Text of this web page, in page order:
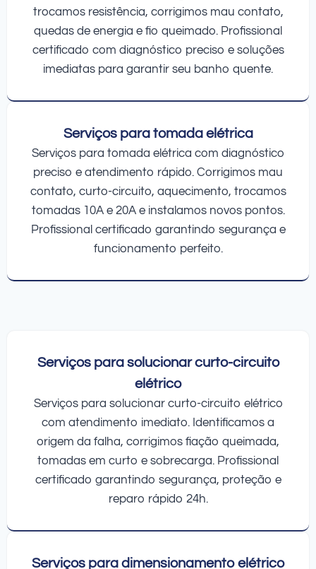
trocamos resistência, corrigimos mau contato,
quedas de energia e fio queimado. Profissional
certificado com diagnóstico preciso e soluções
imediatas para garantir seu banho quente.
Serviços para tomada elétrica
Serviços para tomada elétrica com diagnóstico
preciso e atendimento rápido. Corrigimos mau
contato, curto-circuito, aquecimento, trocamos
tomadas 10A e 20A e instalamos novos pontos.
Profissional certificado garantindo segurança e
funcionamento perfeito.
Serviços para solucionar curto-circuito
elétrico
Serviços para solucionar curto-circuito elétrico
com atendimento imediato. Identificamos a
origem da falha, corrigimos fiação queimada,
tomadas em curto e sobrecarga. Profissional
certificado garantindo segurança, proteção e
reparo rápido 24h.
Serviços para dimensionamento elétrico